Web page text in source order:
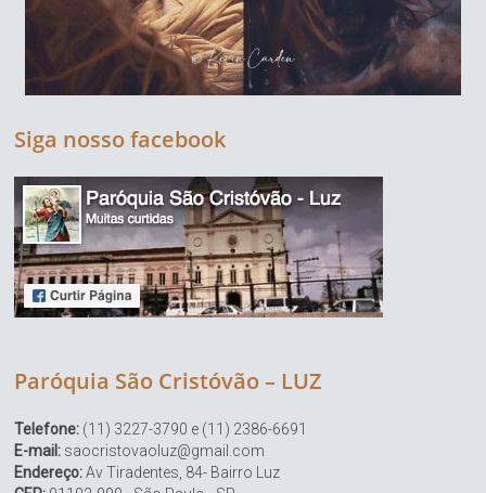
Siga nosso facebook
Paróquia São Cristóvão – LUZ
Telefone: (11) 3227-3790 e (11) 2386-6691
E-mail: saocristovaoluz@gmail.com
Endereço:Av Tiradentes, 84- Bairro Luz